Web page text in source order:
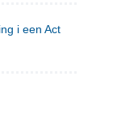
i een Act